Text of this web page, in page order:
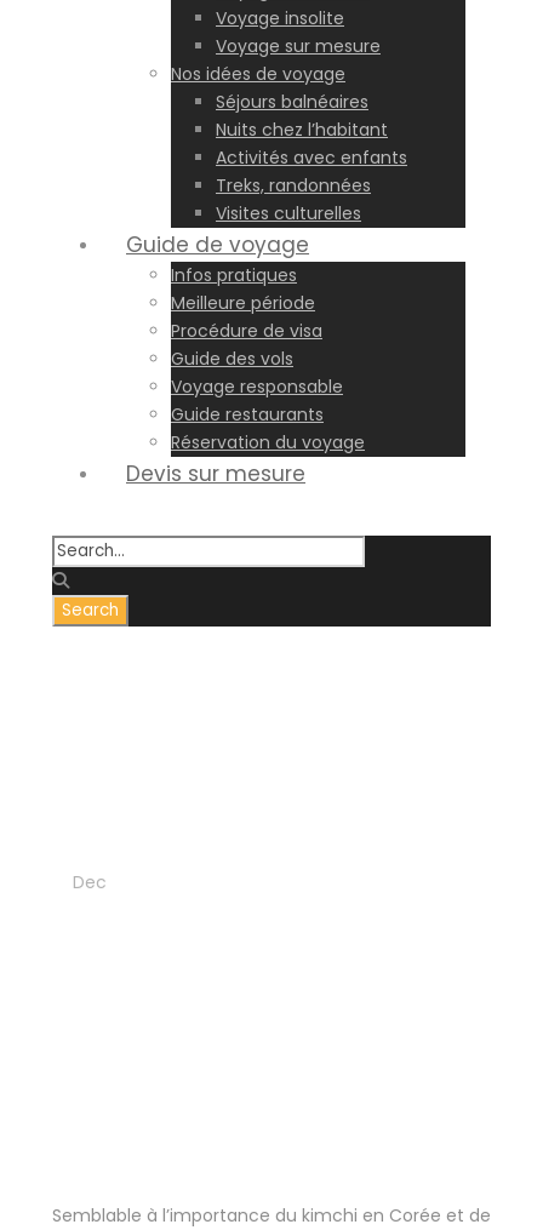
Voyage insolite
Voyage sur mesure
Nos idées de voyage
Séjours balnéaires
Nuits chez l’habitant
Activités avec enfants
Treks, randonnées
Visites culturelles
Guide de voyage
Infos pratiques
Meilleure période
Procédure de visa
Guide des vols
Voyage responsable
Guide restaurants
Réservation du voyage
Devis sur mesure
Dec
Semblable à l’importance du kimchi en Corée et de